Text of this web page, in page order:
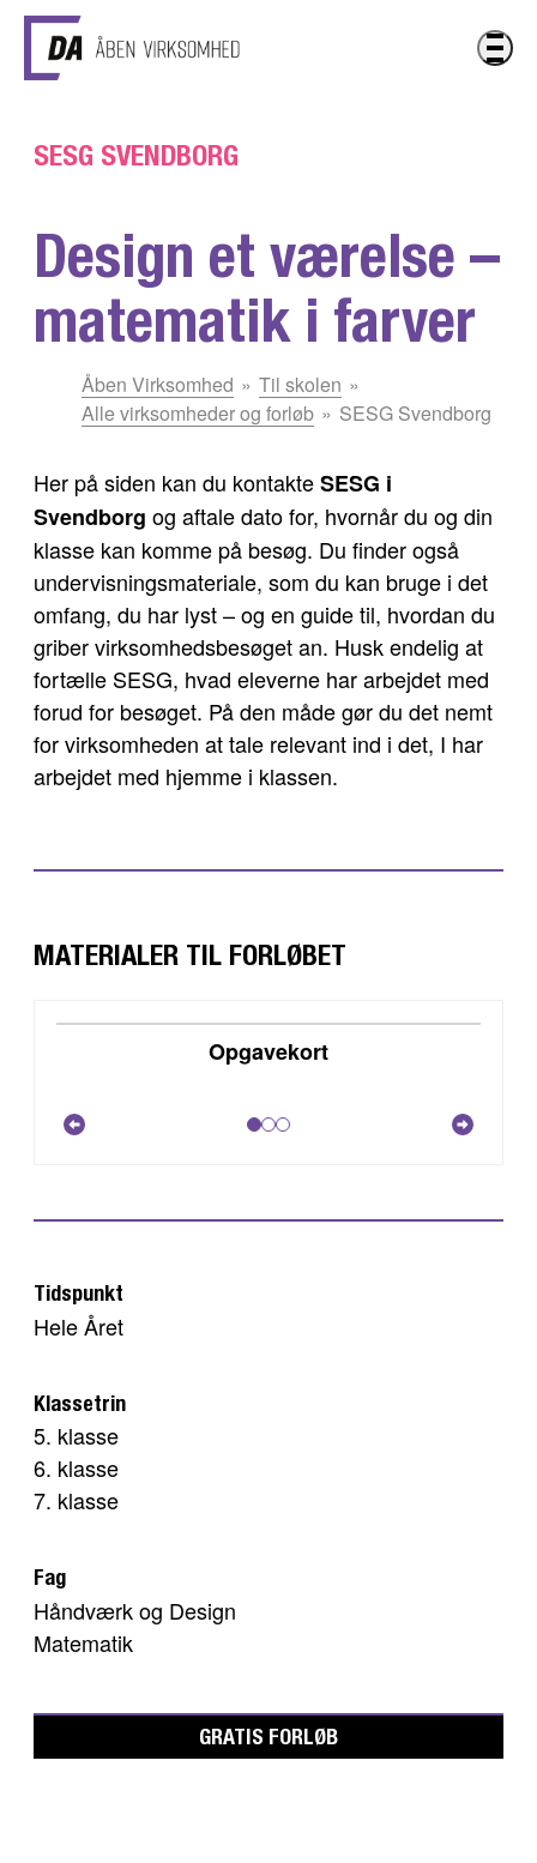
Gå til hovedindhold
SESG SVENDBORG
Design et værelse –
matematik i farver
Åben Virksomhed
Til skolen
Alle virksomheder og forløb
SESG Svendborg
Her på siden kan du kontakteSESG i
Svendborg og aftale dato for, hvornår du og din
klasse kan komme på besøg. Du finder også
undervisningsmateriale, som du kan bruge i det
omfang, du har lyst – og en guide til, hvordan du
griber virksomhedsbesøget an. Husk endelig at
fortælle SESG, hvad eleverne har arbejdet med
forud for besøget. På den måde gør du det nemt
for virksomheden at tale relevant ind i det, I har
arbejdet med hjemme i klassen.
MATERIALER TIL FORLØBET
VIS
Opgavekort
Tidspunkt
Hele Året
Klassetrin
5. klasse
6. klasse
7. klasse
Fag
Håndværk og Design
Matematik
GRATIS FORLØB